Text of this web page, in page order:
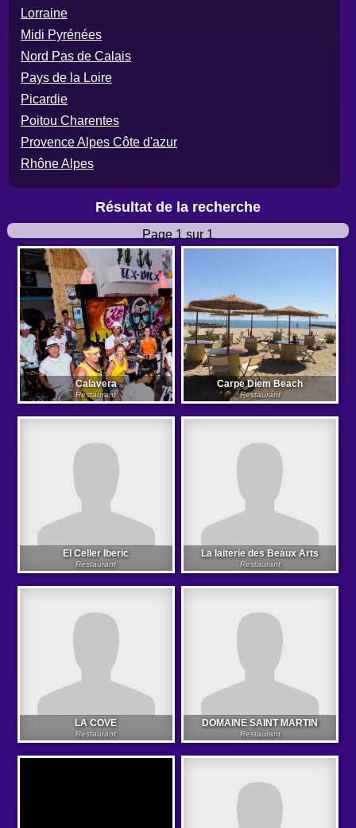
Lorraine
Midi Pyrénées
Nord Pas de Calais
Pays de la Loire
Picardie
Poitou Charentes
Provence Alpes Côte d'azur
Rhône Alpes
Résultat de la recherche
Page 1 sur 1
Calavera
Restaurant
Carpe Diem Beach
Restaurant
El Celler Iberic
Restaurant
La laiterie des Beaux Arts
Restaurant
LA COVE
Restaurant
DOMAINE SAINT MARTIN
Restaurant